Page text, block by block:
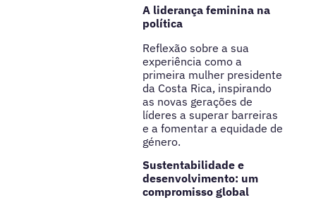
A liderança feminina na
política
Reflexão sobre a sua
experiência como a
primeira mulher presidente
da Costa Rica, inspirando
as novas gerações de
líderes a superar barreiras
e a fomentar a equidade de
género.
Sustentabilidade e
desenvolvimento: um
compromisso global